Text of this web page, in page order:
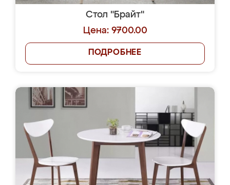
Стол "Брайт"
Цена: 9700.00
ПОДРОБНЕЕ